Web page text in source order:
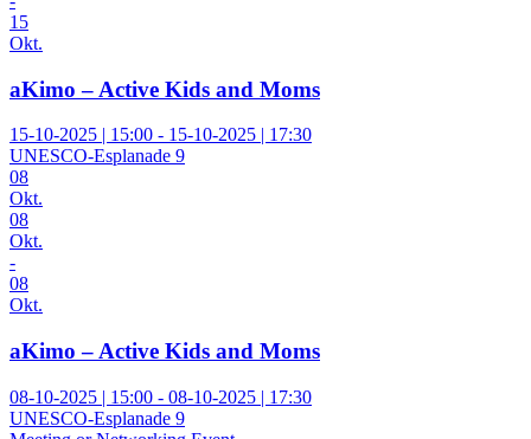
15
Okt.
aKimo – Active Kids and Moms
15-10-2025 | 15:00 - 15-10-2025 | 17:30
UNESCO-Esplanade 9
08
Okt.
08
Okt.
-
08
Okt.
aKimo – Active Kids and Moms
08-10-2025 | 15:00 - 08-10-2025 | 17:30
UNESCO-Esplanade 9